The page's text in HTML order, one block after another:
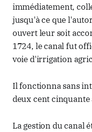
immédiatement,
jusqu'à ce que
ouvert leur soit
1724, le canal fut
voie d'irrigation
Il fonctionna sans
deux cent cinquante
La gestion du canal